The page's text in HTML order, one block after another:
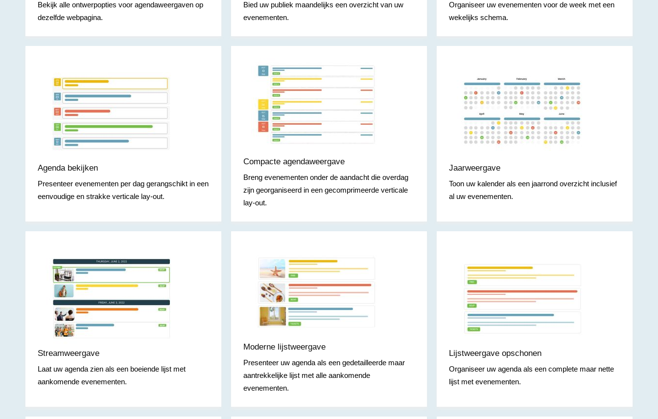
Bekijk alle ontwerpopties voor agendaweergaven op
dezelfde webpagina.
Bied uw publiek maandelijks een overzicht van uw
evenementen.
Organiseer uw evenementen voor de week met een
wekelijks schema.
Agenda bekijken
Presenteer evenementen per dag gerangschikt in een
eenvoudige en strakke verticale lay-out.
Compacte agendaweergave
Breng evenementen onder de aandacht die overdag
zijn georganiseerd in een gecomprimeerde verticale
lay-out.
Jaarweergave
Toon uw kalender als een jaarrond overzicht inclusief
al uw evenementen.
Streamweergave
Laat uw agenda zien als een boeiende lijst met
aankomende evenementen.
Moderne lijstweergave
Presenteer uw agenda als een gedetailleerde maar
aantrekkelijke lijst met alle aankomende
evenementen.
Lijstweergave opschonen
Organiseer uw agenda als een complete maar nette
lijst met evenementen.